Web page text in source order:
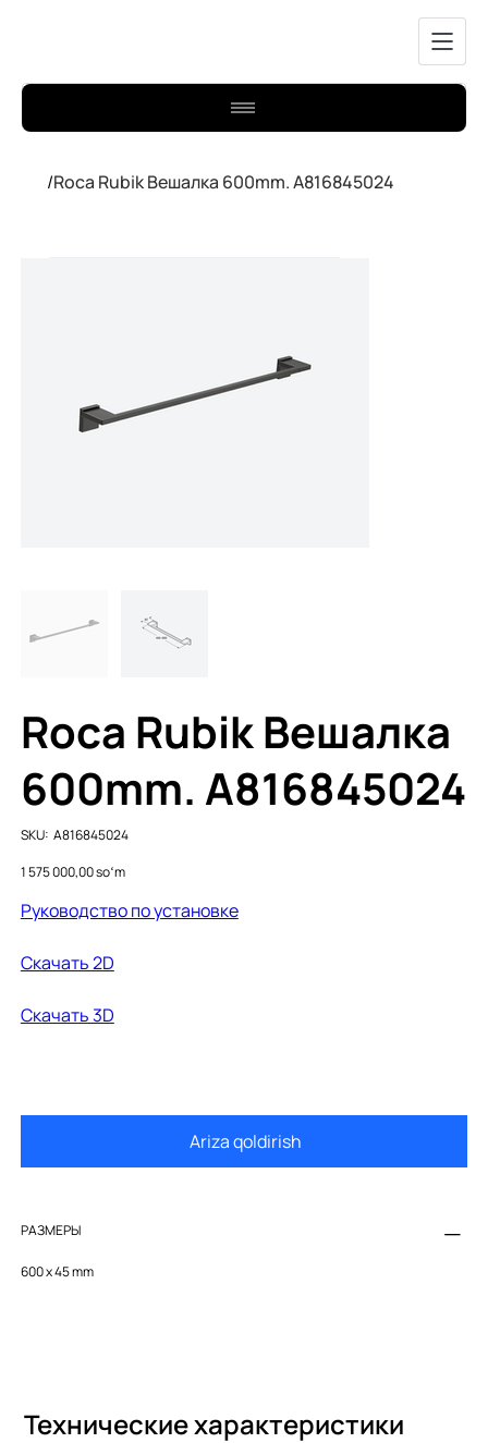
/Roca Rubik Вешалка 600mm. A816845024
Roca Rubik Вешалка
600mm. A816845024
SKU:
SKU
A816845024
A816845024
Price
1 575 000,00 soʻm
Руководство по установке
Cкачать 2D
Cкачать 3D
Ariza qoldirish
РАЗМЕРЫ
600 x 45 mm
Технические характеристики